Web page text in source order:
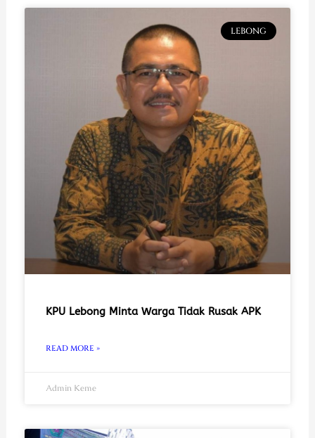
LEBONG
KPU Lebong Minta Warga Tidak Rusak APK
READ MORE »
Admin Keme